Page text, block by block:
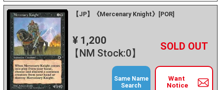
【JP】《Mercenary Knight》[POR]
¥ 1,200
【NM Stock:0】
－ +
Want
Notice
Same Name
Search